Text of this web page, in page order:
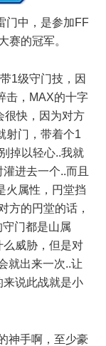
门中，是参加FF
赛的冠军。
1级守门技，因
击，MAX的十字
很快，因为对方
射门，带着个1
掉以轻心..我就
进去一个..而且
火属性，円堂挡
方的円堂的话，
门都是山属
威胁，但是对
就出来一次..让
说此战就是小
神手啊，至少豪